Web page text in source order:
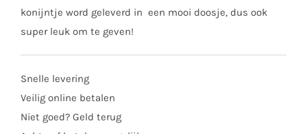
konijntje word geleverd in een mooi doosje, dus ook
super leuk om te geven!
Snelle levering
Veilig online betalen
Niet goed? Geld terug